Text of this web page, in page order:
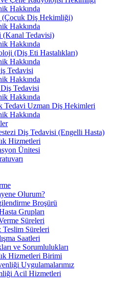
Hakkında
(Çocuk Diş Hekimliği)
Hakkında
(Kanal Tedavisi)
Hakkında
(Diş Eti Hastalıkları)
Hakkında
Tedavisi
Hakkında
Tedavisi
Hakkında
Tedavi Uzman Diş Hekimleri
Hakkında
Diş Tedavisi (Engelli Hasta)
Hizmetleri
Ünitesi
Olurum?
Broşürü
Grupları
Süreleri
Teslim Süreleri
Saatleri
ve Sorumlulukları
Hizmetleri Birimi
Uygulamalarımız
Acil Hizmetleri